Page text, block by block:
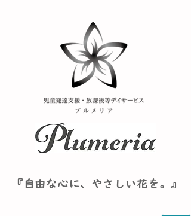
『自由な心に、やさしい花を。』